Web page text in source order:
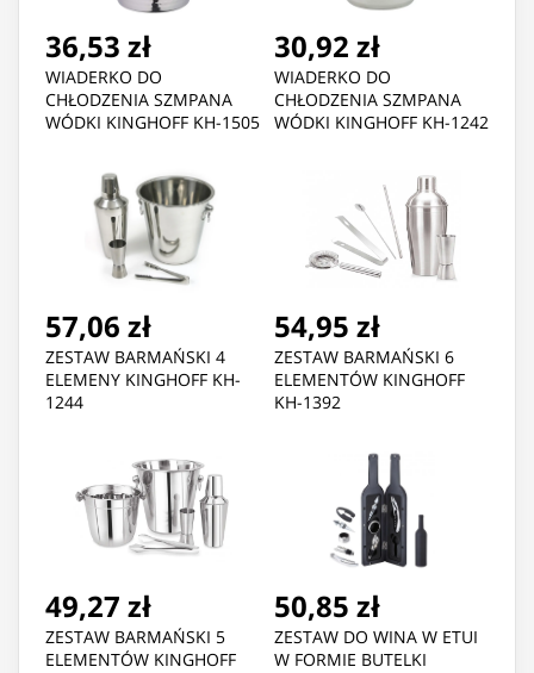
36,53 zł
WIADERKO DO
CHŁODZENIA SZMPANA
WÓDKI KINGHOFF KH-1505
30,92 zł
WIADERKO DO
CHŁODZENIA SZMPANA
WÓDKI KINGHOFF KH-1242
57,06 zł
ZESTAW BARMAŃSKI 4
ELEMENY KINGHOFF KH-
1244
54,95 zł
ZESTAW BARMAŃSKI 6
ELEMENTÓW KINGHOFF
KH-1392
49,27 zł
ZESTAW BARMAŃSKI 5
ELEMENTÓW KINGHOFF
50,85 zł
ZESTAW DO WINA W ETUI
W FORMIE BUTELKI